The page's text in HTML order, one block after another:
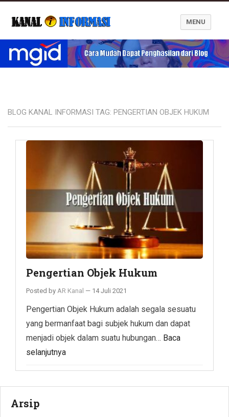
Blog Kanal Informasi
MENU
BLOG KANAL INFORMASI TAG: PENGERTIAN OBJEK HUKUM
Pengertian Objek Hukum
Posted by AR Kanal — 14 Juli 2021
Pengertian Objek Hukum adalah segala sesuatu
yang bermanfaat bagi subjek hukum dan dapat
menjadi objek dalam suatu hubungan… Baca
selanjutnya
Arsip